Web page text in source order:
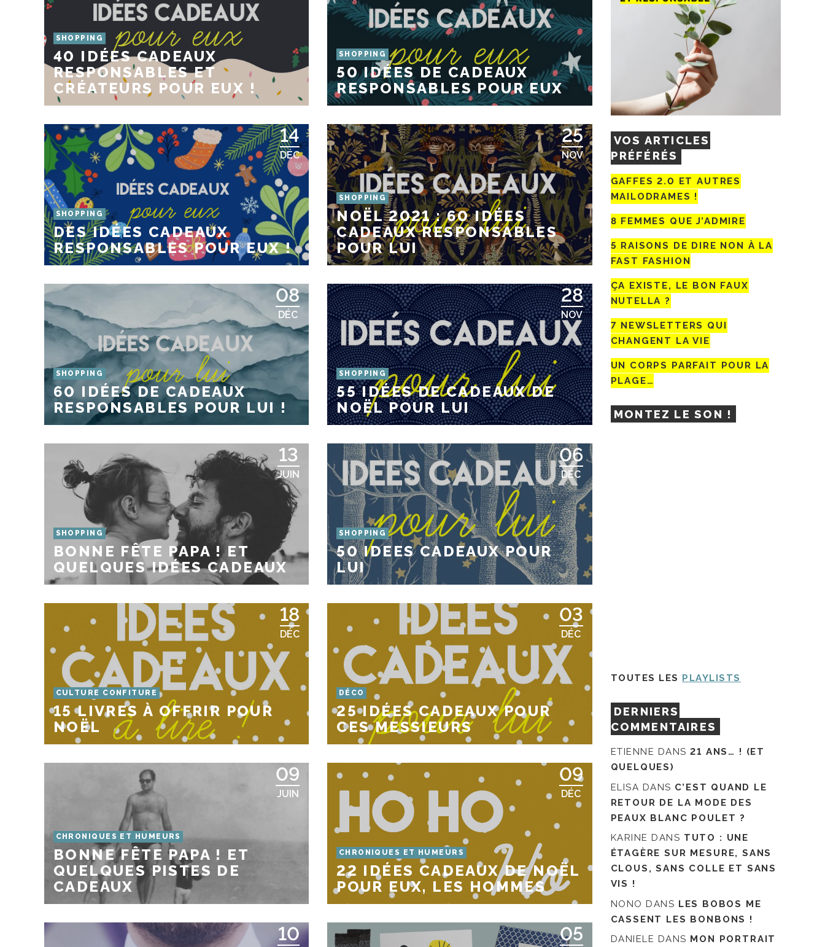
SHOPPING
40 IDÉES CADEAUX
RESPONSABLES ET
CRÉATEURS POUR EUX !
SHOPPING
50 IDÉES DE CADEAUX
RESPONSABLES POUR EUX
14
DÉC
SHOPPING
DES IDÉES CADEAUX
RESPONSABLES POUR EUX !
25
NOV
SHOPPING
NOËL 2021 : 60 IDÉES
CADEAUX RESPONSABLES
POUR LUI
08
DÉC
SHOPPING
60 IDÉES DE CADEAUX
RESPONSABLES POUR LUI !
28
NOV
SHOPPING
55 IDÉES DE CADEAUX DE
NOËL POUR LUI
13
JUIN
SHOPPING
BONNE FÊTE PAPA ! ET
QUELQUES IDÉES CADEAUX
06
DÉC
SHOPPING
50 IDEES CADEAUX POUR
LUI
18
DÉC
CULTURE CONFITURE
15 LIVRES À OFFRIR POUR
NOËL
03
DÉC
DÉCO
25 IDÉES CADEAUX POUR
CES MESSIEURS
09
JUIN
CHRONIQUES ET HUMEURS
BONNE FÊTE PAPA ! ET
QUELQUES PISTES DE
CADEAUX
09
DÉC
CHRONIQUES ET HUMEURS
22 IDÉES CADEAUX DE NOËL
POUR EUX, LES HOMMES
10 05
VOS ARTICLES
PRÉFÉRÉS
GAFFES 2.0 ET AUTRES
MAILODRAMES !
8 FEMMES QUE J’ADMIRE
5 RAISONS DE DIRE NON À LA
FAST FASHION
ÇA EXISTE, LE BON FAUX
NUTELLA ?
7 NEWSLETTERS QUI
CHANGENT LA VIE
UN CORPS PARFAIT POUR LA
PLAGE…
MONTEZ LE SON !
TOUTES LES PLAYLISTS
DERNIERS
COMMENTAIRES
ETIENNE DANS21 ANS… ! (ET
QUELQUES)
ELISA DANS C’EST QUAND LE
RETOUR DE LA MODE DES
PEAUX BLANC POULET ?
KARINE DANS TUTO : UNE
ÉTAGÈRE SUR MESURE, SANS
CLOUS, SANS COLLE ET SANS
VIS !
NONO DANS LES BOBOS ME
CASSENT LES BONBONS !
DANIELE DANS MON PORTRAIT